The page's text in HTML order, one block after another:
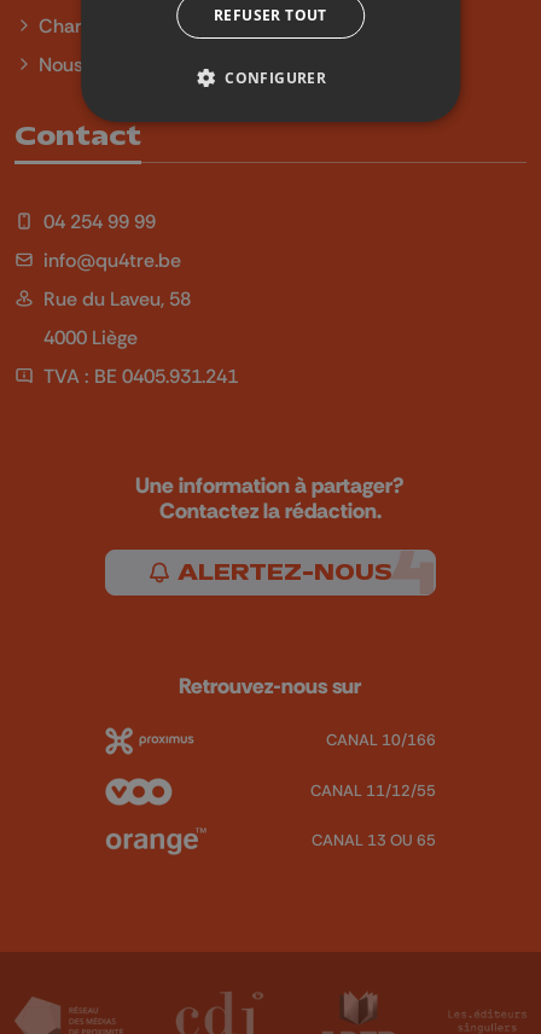
Charte sur l'égalité et la diversité
Nous contacter
Contact
04 254 99 99
info@qu4tre.be
Rue du Laveu, 58
4000 Liège
TVA : BE 0405.931.241
Une information à partager?
Contactez la rédaction.
ALERTEZ-NOUS
Retrouvez-nous sur
CANAL 10/166
CANAL 11/12/55
CANAL 13 OU 65
REFUSER TOUT
CONFIGURER